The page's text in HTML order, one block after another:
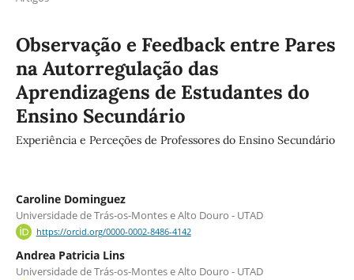
Observação e Feedback entre Pares
na Autorregulação das
Aprendizagens de Estudantes do
Ensino Secundário
Experiência e Perceções de Professores do Ensino Secundário
Caroline Dominguez
Universidade de Trás-os-Montes e Alto Douro - UTAD
https://orcid.org/0000-0002-8486-4142
Andrea Patricia Lins
Universidade de Trás-os-Montes e Alto Douro - UTAD